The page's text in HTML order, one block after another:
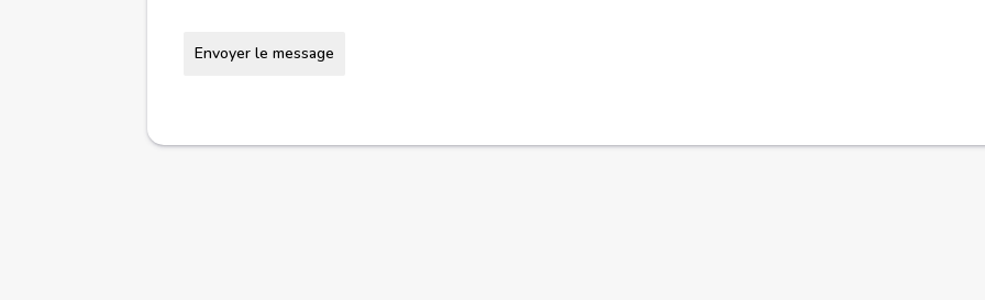
Envoyer le message